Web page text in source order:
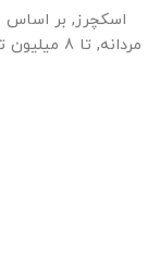
اسکچرز, بر اساس
مردانه, تا 8 میلیون تومان